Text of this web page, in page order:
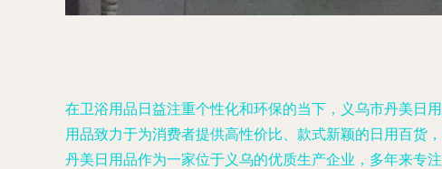
在卫浴用品日益注重个性化和环保的当下，义乌市丹美日
用品致力于为消费者提供高性价比、款式新颖的日用百货
丹美日用品作为一家位于义乌的优质生产企业，多年来专